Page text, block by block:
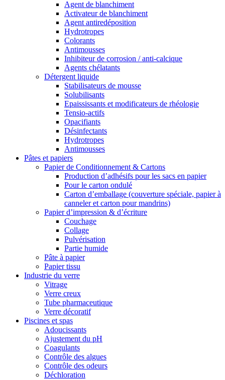
Agent de blanchiment
Activateur de blanchiment
Agent antiredéposition
Hydrotropes
Colorants
Antimousses
Inhibiteur de corrosion / anti-calcique
Agents chélatants
Détergent liquide
Stabilisateurs de mousse
Solubilisants
Epaississants et modificateurs de rhéologie
Tensio-actifs
Opacifiants
Désinfectants
Hydrotropes
Antimousses
Pâtes et papiers
Papier de Conditionnement & Cartons
Production d’adhésifs pour les sacs en papier
Pour le carton ondulé
Carton d’emballage (couverture spéciale, papier à
canneler et carton pour mandrins)
Papier d’impression & d’écriture
Couchage
Collage
Pulvérisation
Partie humide
Pâte à papier
Papier tissu
Industrie du verre
Vitrage
Verre creux
Tube pharmaceutique
Verre décoratif
Piscines et spas
Adoucissants
Ajustement du pH
Coagulants
Contrôle des algues
Contrôle des odeurs
Déchloration